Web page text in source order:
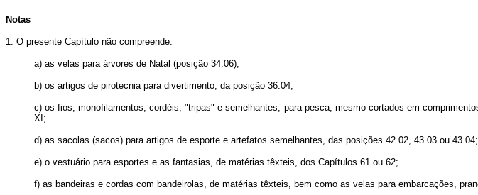
Notas
1. O presente Capítulo não compreende:
a) as velas para árvores de Natal (posição 34.06);
b) os artigos de pirotecnia para divertimento, da posição 36.04;
c) os fios, monofilamentos, cordéis, "tripas" e semelhantes, para pesca, mesmo cortados em
XI;
d) as sacolas (sacos) para artigos de esporte e artefatos semelhantes, das posições 42.02, 43.03 ou 43.04;
e) o vestuário para esportes e as fantasias, de matérias têxteis, dos Capítulos 61 ou 62;
f) as bandeiras e cordas com bandeirolas, de matérias têxteis, bem como as velas para embarcações,